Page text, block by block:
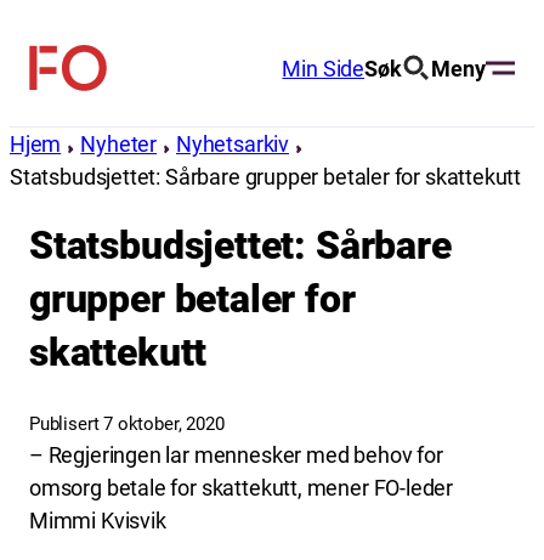
innhold
FO
Min SideSøk Meny
Hjem Nyheter
Nyhetsarkiv
Statsbudsjettet: Sårbare grupper betaler for skattekutt
Statsbudsjettet: Sårbare
grupper betaler for
skattekutt
Publisert 7 oktober, 2020
– Regjeringen lar mennesker med behov for
omsorg betale for skattekutt, mener FO-leder
Mimmi Kvisvik